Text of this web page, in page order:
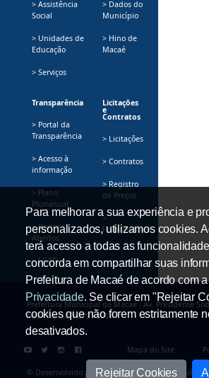
> Assistência
Social
> Unidades de
Educação
> Serviços
> Dados do
Município
> Hino de
Macaé
Transparência
> Portal da
Transparência
> Acesso à
informação
> Plano
Plurianual
> Dados
Abertos
> LGPD
Licitações
e
Contratos
> Licitações
> Contratos
> Registro
de Preços
>
Fornecedores
Prefeitura Municipal de Macaé - Av. Presidente
080 - Tel.: (22) 2791-9008
Mapa do Site
© Desenvolvido pela Secretaria Adjunta de
Para melhorar a sua experiência e
personalizados, utilizamos cookies.
terá acesso a todas as
concorda em compartilhar suas
Prefeitura de Macaé de acordo com
Privacidade. Se clicar em "Rejeitar
cookies que não forem estritamente
desativados.
Rejeitar Cookies